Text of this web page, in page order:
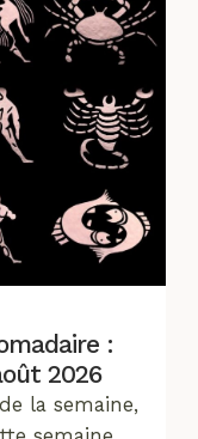
:
2026
la semaine,